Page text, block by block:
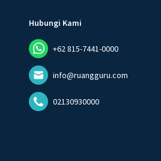
Hubungi Kami
+62 815-7441-0000
info@ruangguru.com
02130930000